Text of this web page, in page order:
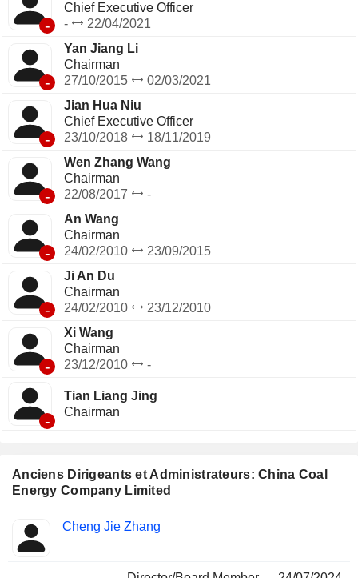
Anciens Dirigeants et Administrateurs: China Coal
Energy Company Limited
Insider
Fonctions
occupées
Cheng Jie Zhang
-
Chief Executive Officer
-
22/04/2021
-
Yan Jiang Li
Chairman
27/10/2015
02/03/2021
-
Jian Hua Niu
Chief Executive Officer
23/10/2018
18/11/2019
-
Wen Zhang Wang
Chairman
22/08/2017
-
-
An Wang
Chairman
24/02/2010
23/09/2015
-
Ji An Du
Chairman
24/02/2010
23/12/2010
-
Xi Wang
Chairman
23/12/2010
-
-
Tian Liang Jing
Chairman